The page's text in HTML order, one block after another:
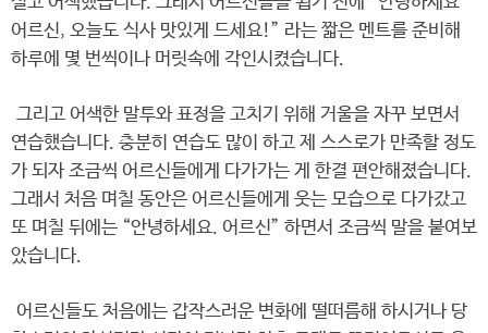
어르신, 오늘도 식사 맛있게 드세요!” 라는 짧은 멘트를 준비해
하루에 몇 번씩이나 머릿속에 각인시켰습니다.
그리고 어색한 말투와 표정을 고치기 위해 거울을 자꾸 보면서
연습했습니다. 충분히 연습도 많이 하고 제 스스로가 만족할 정도
가 되자 조금씩 어르신들에게 다가가는 게 한결 편안해졌습니다.
그래서 처음 며칠 동안은 어르신들에게 웃는 모습으로 다가갔고
또 며칠 뒤에는 “안녕하세요. 어르신” 하면서 조금씩 말을 붙여보
았습니다.
어르신들도 처음에는 갑작스러운 변화에 떨떠름해 하시거나 당